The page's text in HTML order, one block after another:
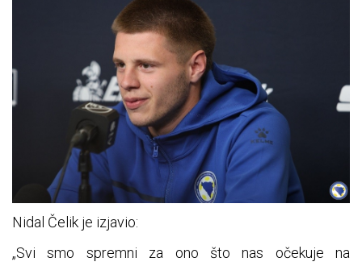
Nidal Čelik je izjavio:
„Svi smo spremni za ono što nas očekuje na